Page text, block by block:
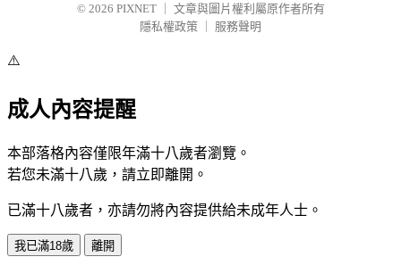
© 2026 PIXNET
文章與圖片權利屬原作者所有
隱私權政策
服務聲明
⚠️
成人內容提醒
本部落格內容僅限年滿十八歲者瀏覽。
若您未滿十八歲，請立即離開。
已滿十八歲者，亦請勿將內容提供給未成年人士。
我已滿18歲 離開